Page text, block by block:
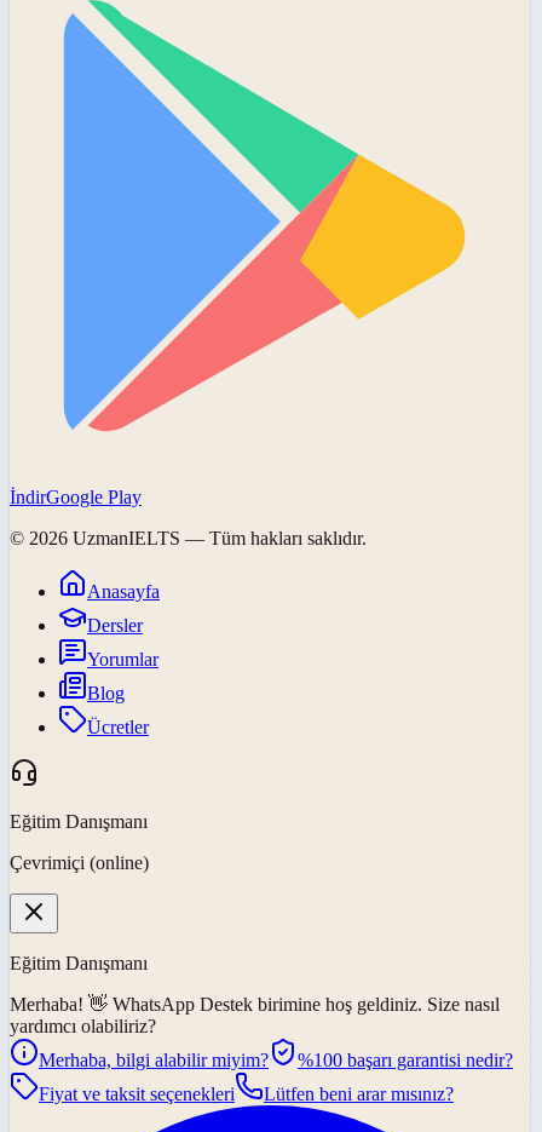
İndirGoogle Play
© 2026 UzmanIELTS — Tüm hakları saklıdır.
Anasayfa
Dersler
Yorumlar
Blog
Ücretler
Eğitim Danışmanı
Çevrimiçi (online)
Eğitim Danışmanı
Merhaba! 👋 WhatsApp Destek birimine hoş geldiniz. Size nasıl
yardımcı olabiliriz?
Merhaba, bilgi alabilir miyim?
%100 başarı garantisi nedir?
Fiyat ve taksit seçenekleri
Lütfen beni arar mısınız?